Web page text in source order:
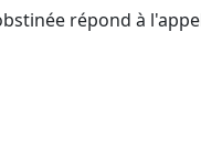
répond à